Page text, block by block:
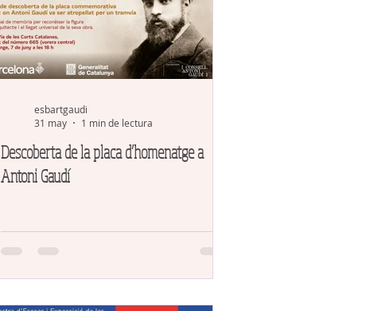
Descoberta de la placa d’homenatge a
Antoni Gaudí
esbartgaudi
31 may
1 min de lectura